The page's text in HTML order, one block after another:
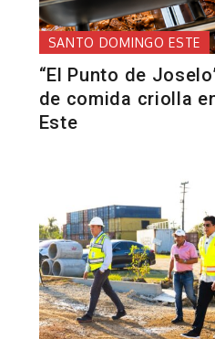
SANTO DOMINGO ESTE
“El Punto de
de comida criolla
Este